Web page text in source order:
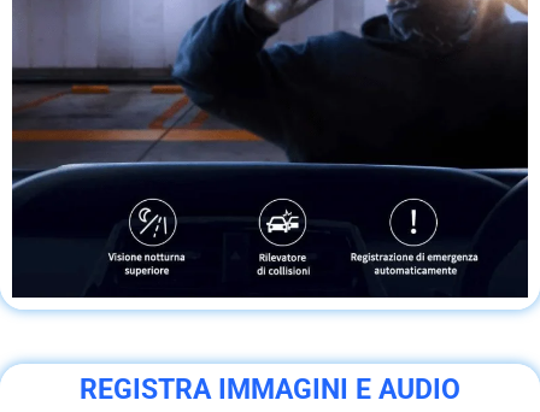
REGISTRA IMMAGINI E AUDIO